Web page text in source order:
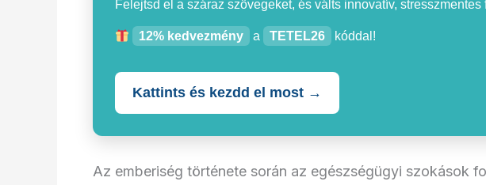
Felejtsd el a száraz szövegeket, és válts innovatív, stresszmentes
12% kedvezmény a TETEL26 kóddal!
Kattints és kezdd el most →
Az emberiség története során az egészségügyi szokások